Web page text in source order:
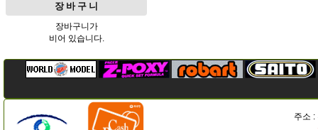
장 바 구 니
장바구니가
비어 있습니다.
주소